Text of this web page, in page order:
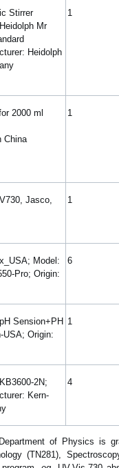
Stirrer
Mr
Heidolph
1
2000 ml
China
1
Jasco,
1
Model:
Pro; Origin:
6
Sension+PH
USA; Origin:
1
2N;
Kern-
4
of Physics is
(TN281),